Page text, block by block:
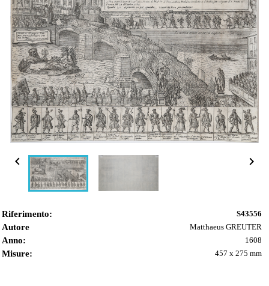
 
Riferimento: S43556
Autore Matthaeus GREUTER
Anno: 1608
Misure: 457 x 275 mm